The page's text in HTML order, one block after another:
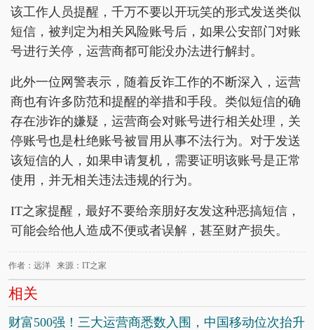
该工作人员提醒，千万不要以开玩笑的形式发送类似
短信，被判定为相关风险账号后，如果公安部门对账
号进行关停，运营商都可能没办法进行解封。
此外一位网警表示，随着反诈工作的不断深入，运营
商也有许多防范和提醒的举措和手段。类似短信的确
存在涉诈的嫌疑，运营商会对账号进行相关处理，关
停账号也是杜绝账号被冒用从事不法行为。对于发送
该短信的人，如果申请复机，需要证明该账号是正常
使用，并无相关违法违规的行为。
IT之家提醒，最好不要给亲朋好友发这种恶搞短信，
可能会给他人造成不便或者误解，甚至财产损失。
作者：远洋 来源：IT之家
相关
财富500强！三大运营商悉数入围，中国移动位次抬升